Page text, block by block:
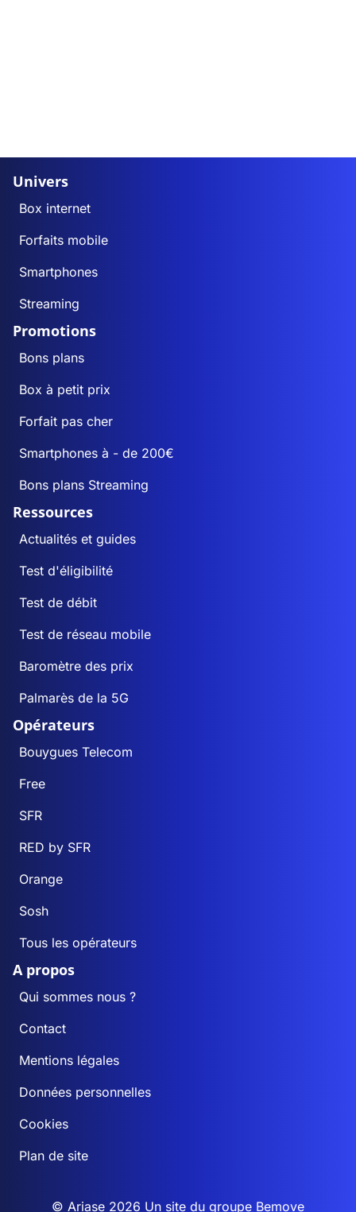
Univers
Box internet
Forfaits mobile
Smartphones
Streaming
Promotions
Bons plans
Box à petit prix
Forfait pas cher
Smartphones à - de 200€
Bons plans Streaming
Ressources
Actualités et guides
Test d'éligibilité
Test de débit
Test de réseau mobile
Baromètre des prix
Palmarès de la 5G
Opérateurs
Bouygues Telecom
Free
SFR
RED by SFR
Orange
Sosh
Tous les opérateurs
A propos
Qui sommes nous ?
Contact
Mentions légales
Données personnelles
Cookies
Plan de site
© Ariase 2026 Un site du groupe Bemove